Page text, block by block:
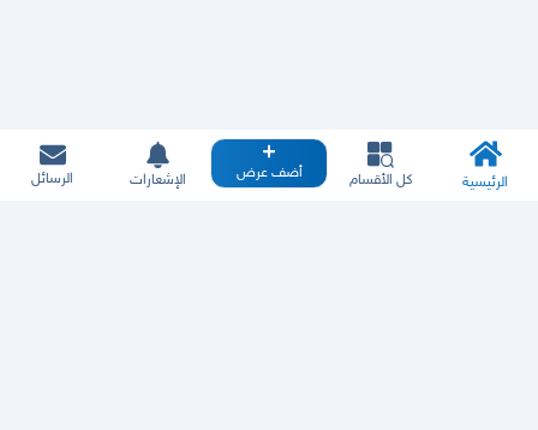
الرئيسية كل الأقسام أضف عرض الإشعارات الرسائل